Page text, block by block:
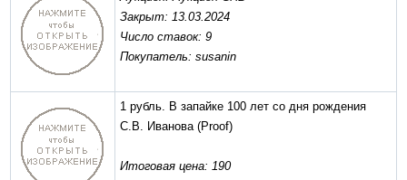
Закрыт: 13.03.2024
Число ставок: 9
Покупатель: susanin
1 рубль. В запайке 100 лет со дня рождения
С.В. Иванова(Proof)
Итоговая цена: 190